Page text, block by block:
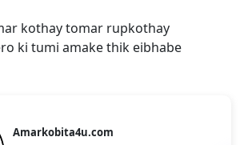
kothay tomar rupkothay
ki tumi amake thik eibhabe
Amarkobita4u.com